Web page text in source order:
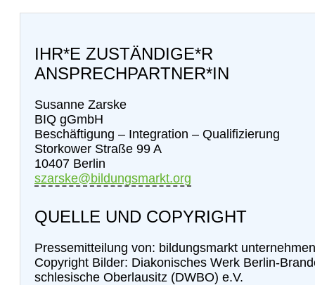
IHR*E ZUSTÄNDIGE*R
ANSPRECHPARTNER*IN
Susanne Zarske
BIQ gGmbH
Beschäftigung – Integration – Qualifizierung
Storkower Straße 99 A
10407 Berlin
szarske@bildungsmarkt.org
QUELLE UND COPYRIGHT
Pressemitteilung von: bildungsmarkt
Copyright Bilder: Diakonisches Werk Berlin-
schlesische Oberlausitz (DWBO) e.V.